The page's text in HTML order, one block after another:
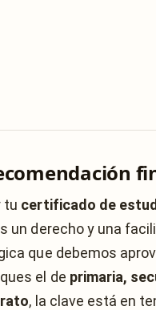
tu certificado de
un derecho y una
que debemos
el de primaria,
, la clave está en